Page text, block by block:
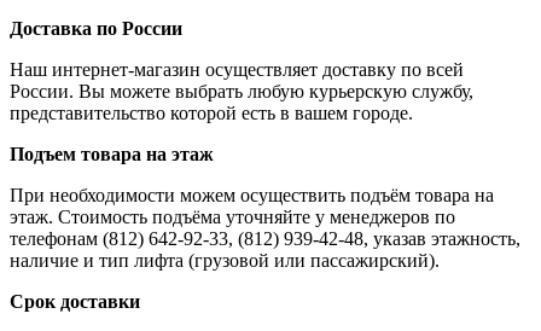
Доставка по России
Наш интернет-магазин осуществляет доставку по всей
России. Вы можете выбрать любую курьерскую службу,
представительство которой есть в вашем городе.
Подъем товара на этаж
При необходимости можем осуществить подъём товара на
этаж. Стоимость подъёма уточняйте у менеджеров по
телефонам (812) 642-92-33, (812) 939-42-48, указав этажность,
наличие и тип лифта (грузовой или пассажирский).
Срок доставки